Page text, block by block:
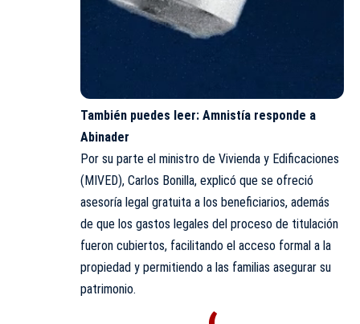
También puedes leer: Amnistía responde a
Abinader
Por su parte el ministro de Vivienda y Edificaciones
(MIVED), Carlos Bonilla, explicó que se ofreció
asesoría legal gratuita a los beneficiarios, además
de que los gastos legales del proceso de titulación
fueron cubiertos, facilitando el acceso formal a la
propiedad y permitiendo a las familias asegurar su
patrimonio.